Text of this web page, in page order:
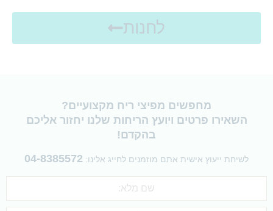
לחנות
מחפשים מפיצי ריח מקצועיים?
השאירו פרטים ויועץ הריחות שלנו יחזור אליכם
בהקדם!
לשיחת ייעוץ אישית אתם מוזמנים לחייג אלינו: 04-8385572